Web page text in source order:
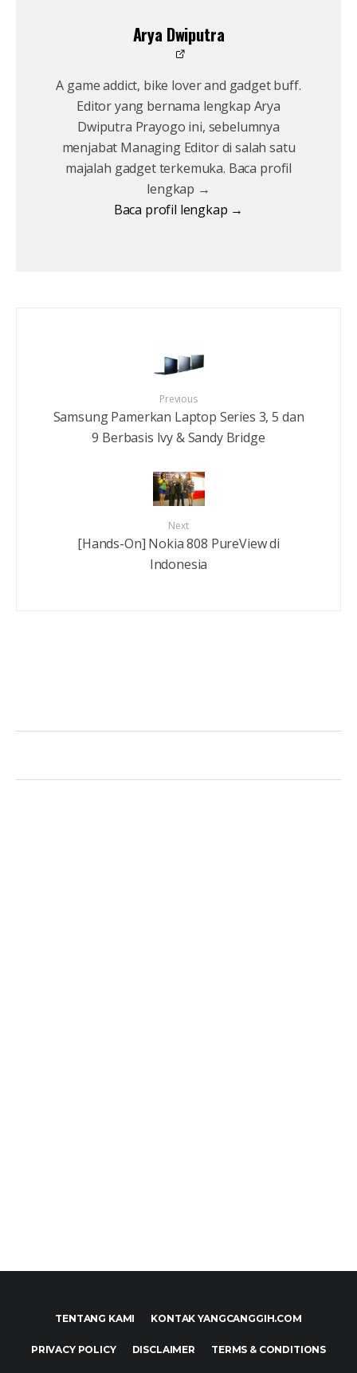
Arya Dwiputra
A game addict, bike lover and gadget buff.
Editor yang bernama lengkap Arya
Dwiputra Prayogo ini, sebelumnya
menjabat Managing Editor di salah satu
majalah gadget terkemuka. Baca profil
lengkap →
Baca profil lengkap →
Previous
Samsung Pamerkan Laptop Series 3, 5 dan
9 Berbasis Ivy & Sandy Bridge
Next
[Hands-On] Nokia 808 PureView di
Indonesia
TENTANG KAMI KONTAK YANGCANGGIH.COM
PRIVACY POLICY DISCLAIMER TERMS & CONDITIONS